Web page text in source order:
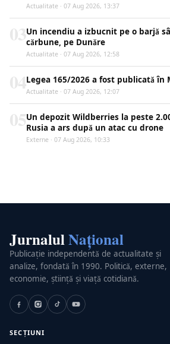
Actualitate · 07 Aug 2026, 13:37
Un incendiu a izbucnit pe o barjă
cărbune, pe Dunăre
Actualitate · 07 Aug 2026, 12:58
Legea 165/2026 a fost publicată în
Actualitate · 07 Aug 2026, 12:07
Un depozit Wildberries la peste
Rusia a ars după un atac cu drone
Externe · 07 Aug 2026, 10:33
JurnalulNațional
Publicație independentă de actualitate și
analize, fondată în 1990. Politică, externe,
economie, știință și viață cotidiană.
SECȚIUNI